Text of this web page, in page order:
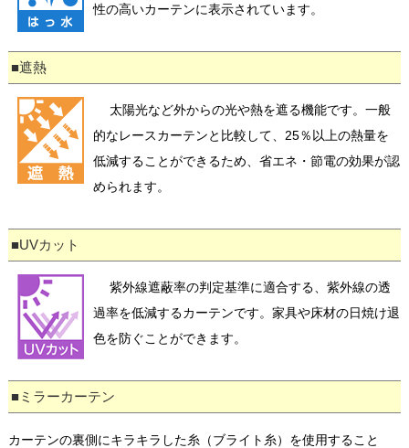
性の高いカーテンに表示されています。
■遮熱
太陽光など外からの光や熱を遮る機能です。一般
的なレースカーテンと比較して、25％以上の熱量を
低減することができるため、省エネ・節電の効果が認
められます。
■UVカット
紫外線遮蔽率の判定基準に適合する、紫外線の透
過率を低減するカーテンです。家具や床材の日焼け退
色を防ぐことができます。
■ミラーカーテン
カーテンの裏側にキラキラした糸（ブライト糸）を使用すること